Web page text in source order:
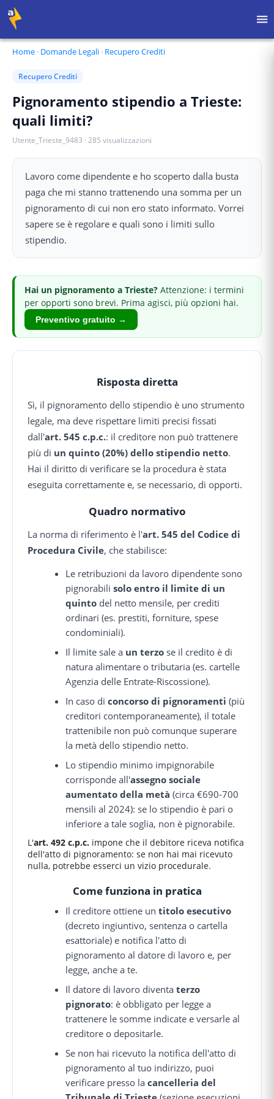
Home · Domande Legali · Recupero Crediti
Recupero Crediti
Pignoramento stipendio a Trieste:
quali limiti?
Utente_Trieste_9483 · 285 visualizzazioni
Lavoro come dipendente e ho scoperto dalla busta
paga che mi stanno trattenendo una somma per un
pignoramento di cui non ero stato informato. Vorrei
sapere se è regolare e quali sono i limiti sullo
stipendio.
Hai un pignoramento a Trieste? Attenzione: i termini
per opporti sono brevi. Prima agisci, più opzioni hai.
Preventivo gratuito →
Risposta diretta
Sì, il pignoramento dello stipendio è uno strumento
legale, ma deve rispettare limiti precisi fissati
dall'art. 545 c.p.c.: il creditore non può trattenere
più di un quinto (20%) dello stipendio netto.
Hai il diritto di verificare se la procedura è stata
eseguita correttamente e, se necessario, di opporti.
Quadro normativo
La norma di riferimento è l'art. 545 del Codice di
Procedura Civile, che stabilisce:
Le retribuzioni da lavoro dipendente sono
pignorabilisolo entro il limite di un
quinto del netto mensile, per crediti
ordinari (es. prestiti, forniture, spese
condominiali).
Il limite sale a un terzo se il credito è di
natura alimentare o tributaria (es. cartelle
Agenzia delle Entrate-Riscossione).
In caso diconcorso di pignoramenti (più
creditori contemporaneamente), il totale
trattenibile non può comunque superare
la metà dello stipendio netto.
Lo stipendio minimo impignorabile
corrisponde all'assegno sociale
aumentato della metà (circa €690-700
mensili al 2024): se lo stipendio è pari o
inferiore a tale soglia, non è pignorabile.
L'art. 492 c.p.c. impone che il debitore riceva notifica
dell'atto di pignoramento: se non hai mai ricevuto
nulla, potrebbe esserci un vizio procedurale.
Come funziona in pratica
Il creditore ottiene untitolo esecutivo
(decreto ingiuntivo, sentenza o cartella
esattoriale) e notifica l'atto di
pignoramento al datore di lavoro e, per
legge, anche a te.
Il datore di lavoro diventaterzo
pignorato: è obbligato per legge a
trattenere le somme indicate e versarle al
creditore o depositarle.
Se non hai ricevuto la notifica dell'atto di
pignoramento al tuo indirizzo, puoi
verificare presso lacancelleria del